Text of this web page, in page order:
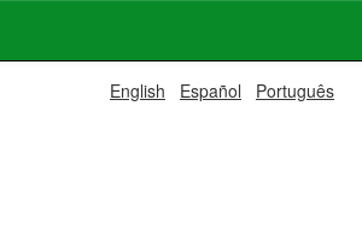
English Español Português